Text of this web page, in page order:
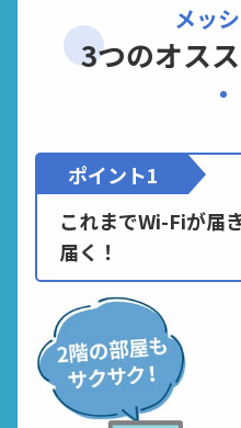
メッ
3つのオス
ポイント1
これまでWi-Fiが届
届く！